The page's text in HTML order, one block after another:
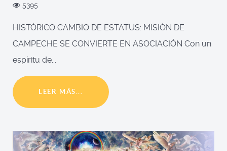
5395
HISTÓRICO CAMBIO DE ESTATUS: MISIÓN DE
CAMPECHE SE CONVIERTE EN ASOCIACIÓN Con un
espíritu de...
LEER MÁS...